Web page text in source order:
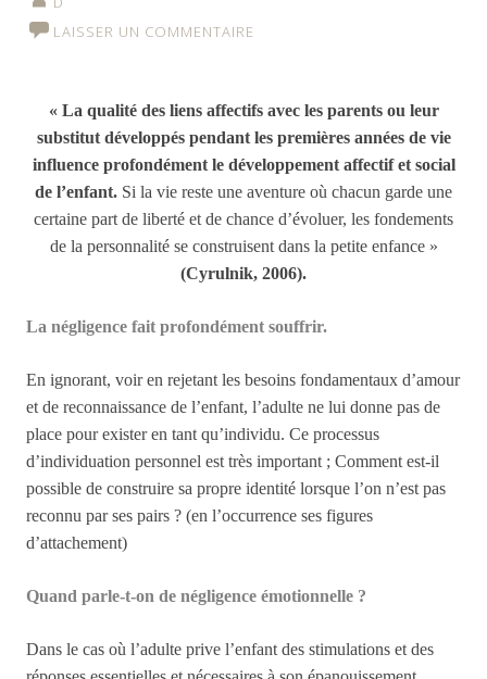
LAISSER UN COMMENTAIRE
« La qualité des liens affectifs avec les parents ou leur
substitut développés pendant les premières années de vie
influence profondément le développement affectif et social
de l’enfant. Si la vie reste une aventure où chacun garde une
certaine part de liberté et de chance d’évoluer, les fondements
de la personnalité se construisent dans la petite enfance »
(Cyrulnik, 2006).
La négligence fait profondément souffrir.
En ignorant, voir en rejetant les besoins fondamentaux d’amour
et de reconnaissance de l’enfant, l’adulte ne lui donne pas de
place pour exister en tant qu’individu. Ce processus
d’individuation personnel est très important ; Comment est-il
possible de construire sa propre identité lorsque l’on n’est pas
reconnu par ses pairs ? (en l’occurrence ses figures
d’attachement)
Quand parle-t-on de négligence émotionnelle ?
Dans le cas où l’adulte prive l’enfant des stimulations et des